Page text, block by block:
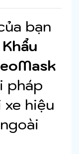
bạn
pháp
xe hiệu